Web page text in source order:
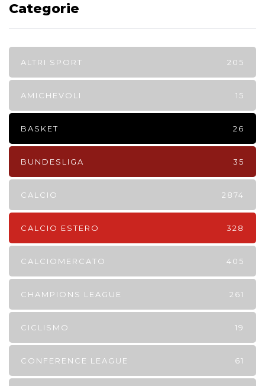
Categorie
ALTRI SPORT 205
AMICHEVOLI 15
BASKET 26
BUNDESLIGA 35
CALCIO 2874
CALCIO ESTERO 328
CALCIOMERCATO 405
CHAMPIONS LEAGUE 261
CICLISMO 19
CONFERENCE LEAGUE 61